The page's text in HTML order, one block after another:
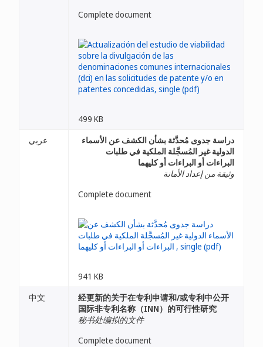
Complete document
499 KB
عربي
دراسة جدوى مُحدَّثة بشأن الكشف عن الأسماء
الدولية غير المُسجَّلة الملكية في طلبات
البراءات أو البراءات أو كليهما
وثيقة من إعداد الأمانة
Complete document
941 KB
中文
经更新的关于在专利申请和/或专利中公开
国际非专利名称（INN）的可行性研究
秘书处编拟的文件
Complete document